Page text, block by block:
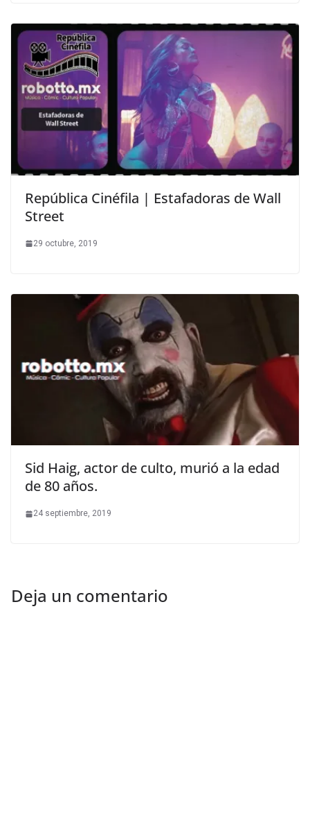
República Cinéfila | Estafadoras de Wall
Street
29 octubre, 2019
Sid Haig, actor de culto, murió a la edad
de 80 años.
24 septiembre, 2019
Deja un comentario